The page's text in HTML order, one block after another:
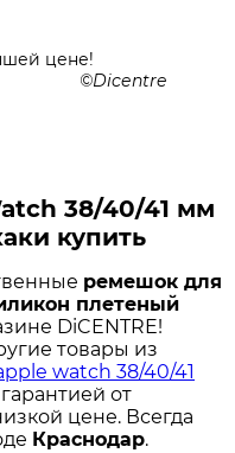
цене!
Dicentre
38/40/41 мм
купить
ремешок для
плетеный
DiCENTRE!
товары из
watch 38/40/41
гарантией от
цене. Всегда
Краснодар.